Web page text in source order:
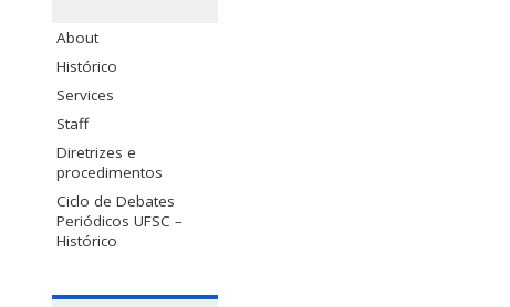
About
Histórico
Services
Staff
Diretrizes e
procedimentos
Ciclo de Debates
Periódicos UFSC –
Histórico